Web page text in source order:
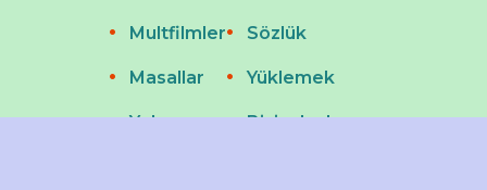
Multfilmler
Masallar
Yırlar
Sözlük
Yüklemek
Bizim leyhamız